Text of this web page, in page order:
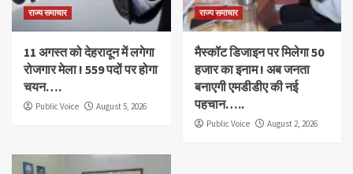
राज्य समाचार
11 अगस्त को देहरादून में लगेगा
रोजगार मेला ! 559 पदों पर होगा
चयन….
Public Voice August 5, 2026
राज्य समाचार
मैस्कॉट डिजाइन पर मिलेगा 50
हजार का इनाम ! अब जनता
बनाएगी एमडीडीए की नई
पहचान…..
Public Voice August 2, 2026